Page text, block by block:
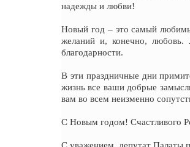
надежды и любви!
Новый год – это самый
желаний и, конечно,
благодарности.
В эти праздничные дни
жизнь все ваши добрые
вам во всем неизменно
С Новым годом! Счастливого